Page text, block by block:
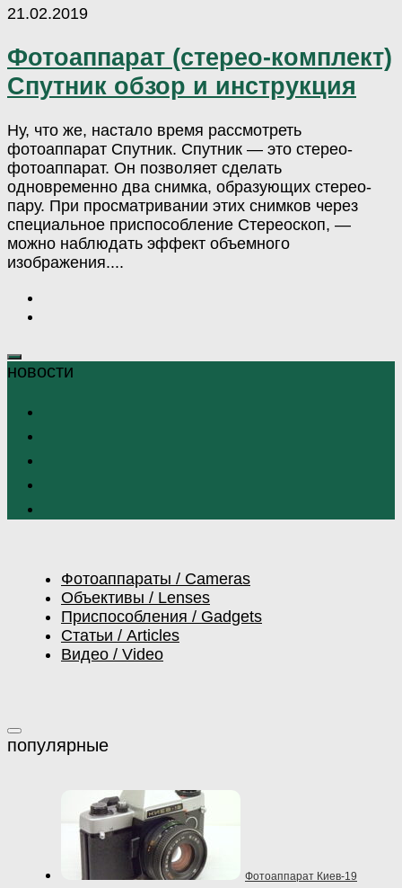
21.02.2019
Фотоаппарат (стерео-комплект)
Спутник обзор и инструкция
Ну, что же, настало время рассмотреть
фотоаппарат Спутник. Спутник — это стерео-
фотоаппарат. Он позволяет сделать
одновременно два снимка, образующих стерео-
пару. При просматривании этих снимков через
специальное приспособление Стереоскоп, —
можно наблюдать эффект объемного
изображения....
Фотоаппараты / Cameras
Объективы / Lenses
Приспособления / Gadgets
Статьи / Articles
Видео / Video
Фотоаппарат Киев-19